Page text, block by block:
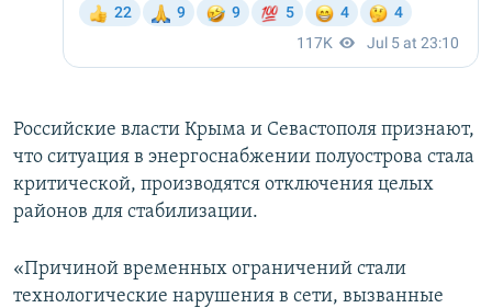
Российские власти Крыма и Севастополя признают,
что ситуация в энергоснабжении полуострова стала
критической, производятся отключения целых
районов для стабилизации.
«Причиной временных ограничений стали
технологические нарушения в сети, вызванные